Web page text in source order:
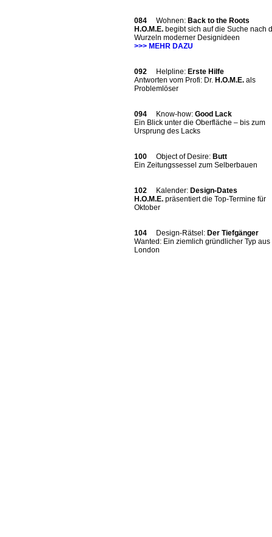
084 Wohnen: Back to the Roots
H.O.M.E. begibt sich auf die Suche nach
Wurzeln moderner Designideen
>>> MEHR DAZU
092 Helpline: Erste Hilfe
Antworten vom Profi: Dr. H.O.M.E. als
Problemlöser
094 Know-how: Good Lack
Ein Blick unter die Oberfläche – bis zum
Ursprung des Lacks
100 Object of Desire: Butt
Ein Zeitungssessel zum Selberbauen
102 Kalender: Design-Dates
H.O.M.E. präsentiert die Top-Termine für
Oktober
104 Design-Rätsel: Der Tiefgänger
Wanted: Ein ziemlich gründlicher Typ aus
London